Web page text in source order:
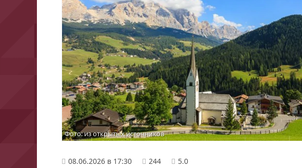
Фото: из открытых источников
08.06.2026 в 17:30 244 5.0